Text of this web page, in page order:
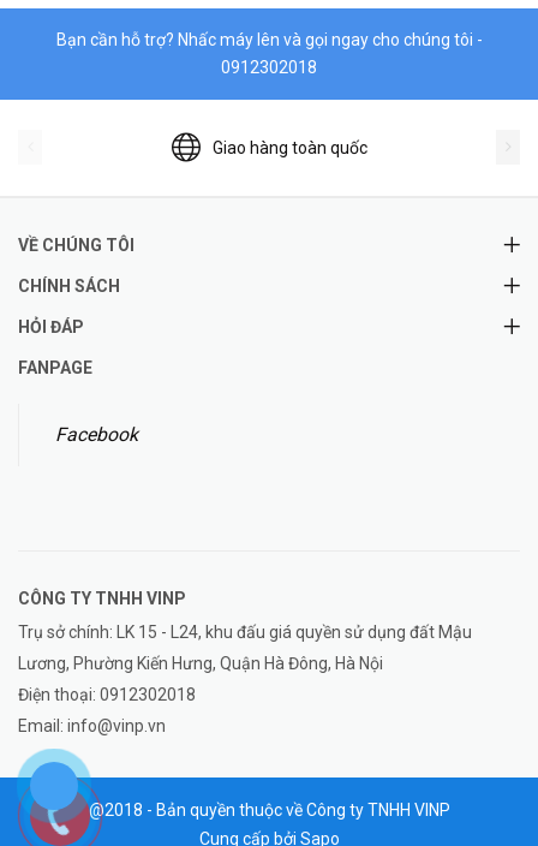
Bạn cần hỗ trợ? Nhấc máy lên và gọi ngay cho chúng tôi -
0912302018
Giao hàng toàn quốc
VỀ CHÚNG TÔI
CHÍNH SÁCH
HỎI ĐÁP
FANPAGE
Facebook
CÔNG TY TNHH VINP
Trụ sở chính: LK 15 - L24, khu đấu giá quyền sử dụng đất Mậu
Lương, Phường Kiến Hưng, Quận Hà Đông, Hà Nội
Điện thoại: 0912302018
Email: info@vinp.vn
@2018 - Bản quyền thuộc về Công ty TNHH VINP
Cung cấp bởi Sapo